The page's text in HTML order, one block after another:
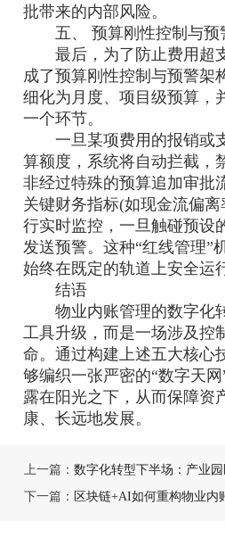
批带来的内部风险。
五、 预算刚性控制与预
最后，为了防止费用超
成了预算刚性控制与预警架
细化为月度、项目级预算，
一个环节。
一旦某项费用的报销或
算额度，系统将自动拦截，
非经过特殊的预算追加审批
关键财务指标(如现金流偏
行实时监控，一旦触碰预设
发送预警。这种“红线管理”
始终在既定的轨道上安全运
结语
物业内账管理的数字化
工具升级，而是一场涉及控
命。通过构建上述五大核心
够编织一张严密的“数字天
露在阳光之下，从而保障资
康、长远地发展。
上一篇： 数字化转型下半场：产业园区物
下一篇： 区块链+AI如何重构物业内